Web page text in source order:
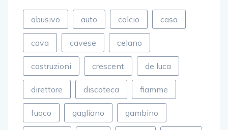
abusivo auto calcio casa
cava cavese celano
costruzioni crescent de luca
direttore discoteca fiamme
fuoco gagliano gambino